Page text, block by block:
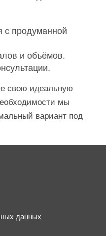
с продуманной
и объёмов.
свою идеальную
мы
вариант под
данных